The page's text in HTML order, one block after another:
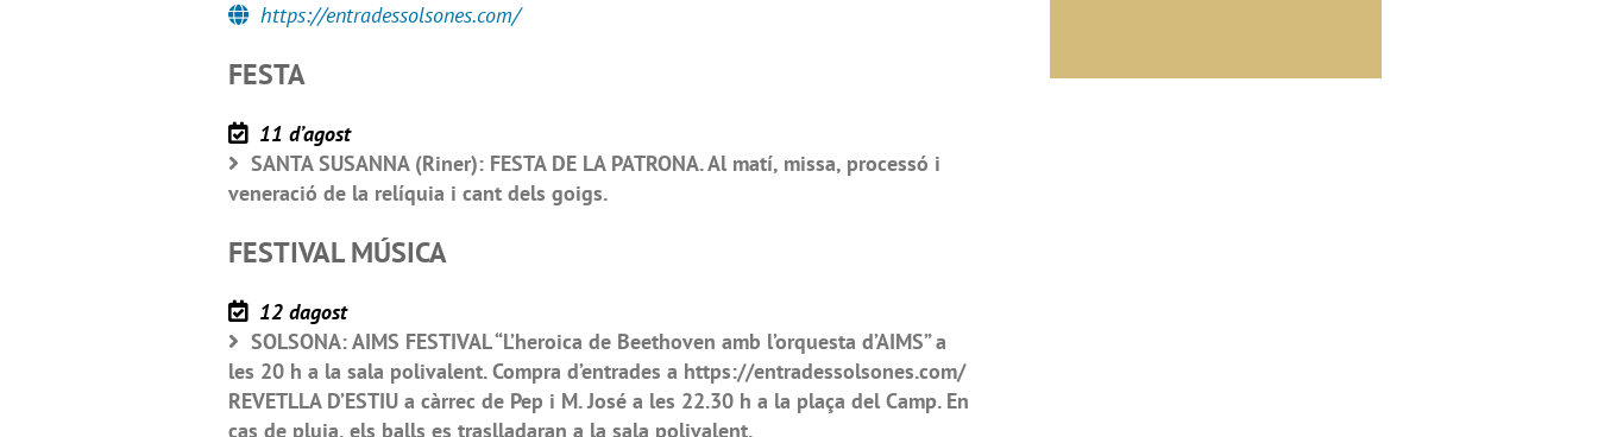
https://entradessolsones.com/
FESTA
11 d’agost
SANTA SUSANNA (Riner): FESTA DE LA PATRONA. Al matí, missa, processó i
veneració de la relíquia i cant dels goigs.
FESTIVAL MÚSICA
12 dagost
SOLSONA: AIMS FESTIVAL “L’heroica de Beethoven amb l’orquesta d’AIMS” a
les 20 h a la sala polivalent. Compra d’entrades a https://entradessolsones.com/
REVETLLA D’ESTIU a càrrec de Pep i M. José a les 22.30 h a la plaça del Camp. En
cas de pluja, els balls es traslladaran a la sala polivalent.